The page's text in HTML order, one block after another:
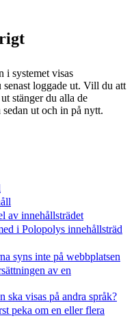
i systemet visas
senast loggade ut. Vill du att
stänger du alla de
ut och in på nytt.
av innehållsträdet
i Polopolys innehållsträd
syns inte på webbplatsen
av en
ska visas på andra språk?
peka om en eller flera